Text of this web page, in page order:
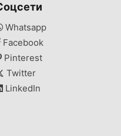
Whatsapp
Facebook
Pinterest
Twitter
LinkedIn